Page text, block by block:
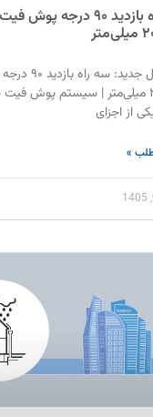
سه راه بازدید ۹۰ درجه
محصول جدید: سه
۱۱۰×۲۰۰ میلی‌متر | سیستم پوش
از اجزای
»